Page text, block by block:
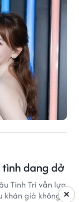
tình dang dở
Tinh Trì vẫn lựa
khán giả không ×